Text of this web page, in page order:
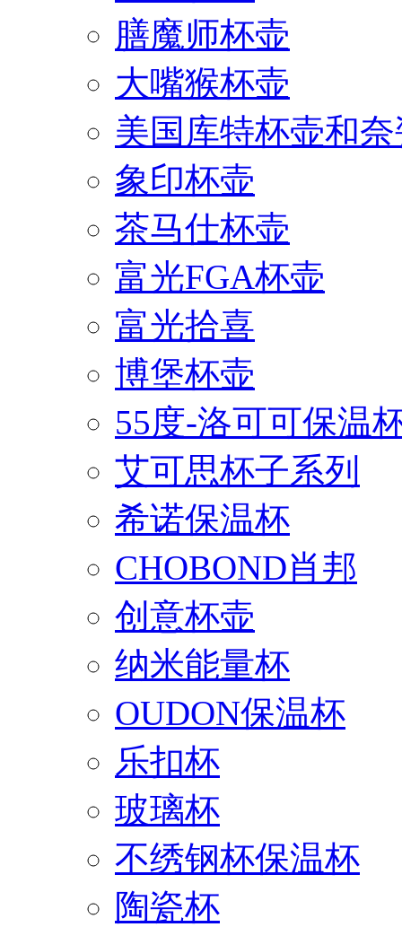
膳魔师杯壶
大嘴猴杯壶
美国库特杯壶和
象印杯壶
茶马仕杯壶
富光FGA杯壶
富光拾喜
博堡杯壶
55度-洛可可保温
艾可思杯子系列
希诺保温杯
CHOBOND肖邦
创意杯壶
纳米能量杯
OUDON保温杯
乐扣杯
玻璃杯
不绣钢杯保温杯
陶瓷杯